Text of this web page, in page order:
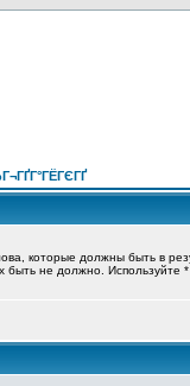
которые должны быть в
быть не должно. Используйте